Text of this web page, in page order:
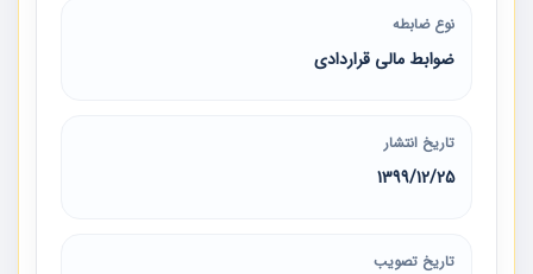
نوع ضابطه
ضوابط مالی قراردادی
تاریخ انتشار
1399/12/25
تاریخ تصویب